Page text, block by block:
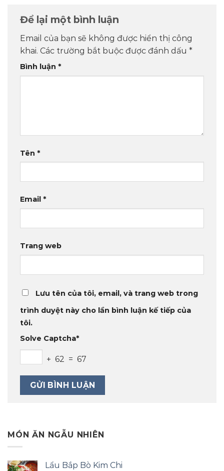
Để lại một bình luận
Email của bạn sẽ không được hiển thị công
khai. Các trường bắt buộc được đánh dấu *
Bình luận *
Tên *
Email *
Trang web
Lưu tên của tôi, email, và trang web trong
trình duyệt này cho lần bình luận kế tiếp của
tôi.
Solve Captcha*
+ 62 = 67
MÓN ĂN NGẪU NHIÊN
Lẩu Bắp Bò Kim Chi